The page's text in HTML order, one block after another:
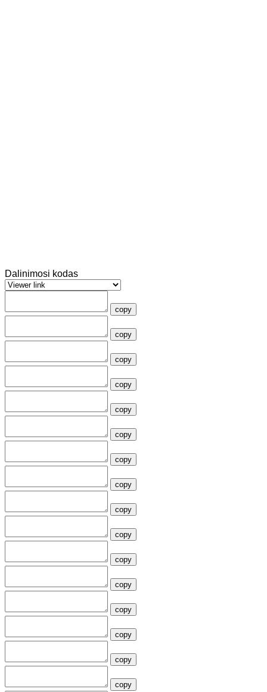
Dalinimosi kodas
copy
copy
copy
copy
copy
copy
copy
copy
copy
copy
copy
copy
copy
copy
copy
copy